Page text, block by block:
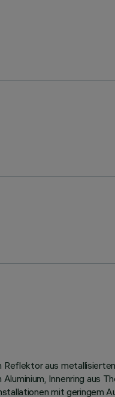
aus
Innenring aus
mit geringem